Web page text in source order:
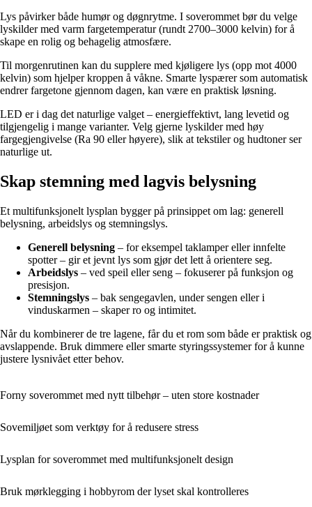
Lys påvirker både humør og døgnrytme. I soverommet bør du velge
lyskilder med varm fargetemperatur (rundt 2700–3000 kelvin) for å
skape en rolig og behagelig atmosfære.
Til morgenrutinen kan du supplere med kjøligere lys (opp mot 4000
kelvin) som hjelper kroppen å våkne. Smarte lyspærer som automatisk
endrer fargetone gjennom dagen, kan være en praktisk løsning.
LED er i dag det naturlige valget – energieffektivt, lang levetid og
tilgjengelig i mange varianter. Velg gjerne lyskilder med høy
fargegjengivelse (Ra 90 eller høyere), slik at tekstiler og hudtoner ser
naturlige ut.
Skap stemning med lagvis belysning
Et multifunksjonelt lysplan bygger på prinsippet om lag: generell
belysning, arbeidslys og stemningslys.
Generell belysning – for eksempel taklamper eller innfelte
spotter – gir et jevnt lys som gjør det lett å orientere seg.
Arbeidslys – ved speil eller seng – fokuserer på funksjon og
presisjon.
Stemningslys – bak sengegavlen, under sengen eller i
vinduskarmen – skaper ro og intimitet.
Når du kombinerer de tre lagene, får du et rom som både er praktisk og
avslappende. Bruk dimmere eller smarte styringssystemer for å kunne
justere lysnivået etter behov.
Forny soverommet med nytt tilbehør – uten store kostnader
Sovemiljøet som verktøy for å redusere stress
Lysplan for soverommet med multifunksjonelt design
Bruk mørklegging i hobbyrom der lyset skal kontrolleres